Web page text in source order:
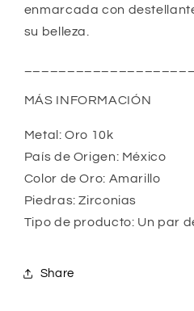
enmarcada con
su belleza.
MÁS INFORMACIÓN
Metal: Oro 10k
País de Origen: México
Color de Oro: Amarillo
Piedras:Zirconias
Tipo de producto: Un par
Share